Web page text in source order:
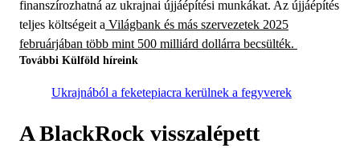
finanszírozhatná az ukrajnai újjáépítési munkákat. Az újjáépítés
teljes költségeit a Világbank és más szervezetek 2025
februárjában több mint 500 milliárd dollárra becsülték.
További Külföld híreink
Ukrajnából a feketepiacra kerülnek a fegyverek
A BlackRock visszalépett